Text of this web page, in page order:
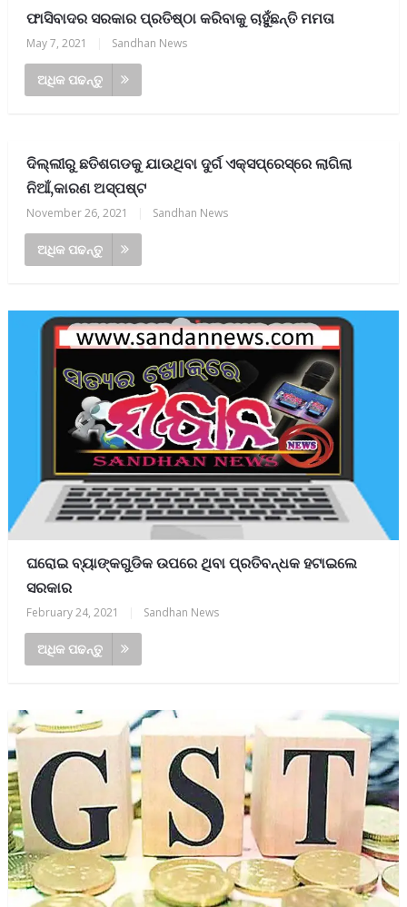
ଫାସିବାଦର ସରକାର ପ୍ରତିଷ୍ଠା କରିବାକୁ ଚାହୁଁଛନ୍ତି ମମତା
May 7, 2021 Sandhan News
ଅଧିକ ପଢନ୍ତୁ
ଦିଲ୍ଲୀରୁ ଛତିଶଗଡକୁ ଯାଉଥିବା ଦୁର୍ଗ ଏକ୍ସପ୍ରେସ୍‌ରେ ଲାଗିଲା
ନିଆଁ,କାରଣ ଅସ୍ପଷ୍ଟ
November 26, 2021 Sandhan News
ଅଧିକ ପଢନ୍ତୁ
ଘରୋଇ ବ୍ୟାଙ୍କଗୁଡିକ ଉପରେ ଥିବା ପ୍ରତିବନ୍ଧକ ହଟାଇଲେ
ସରକାର
February 24, 2021 Sandhan News
ଅଧିକ ପଢନ୍ତୁ